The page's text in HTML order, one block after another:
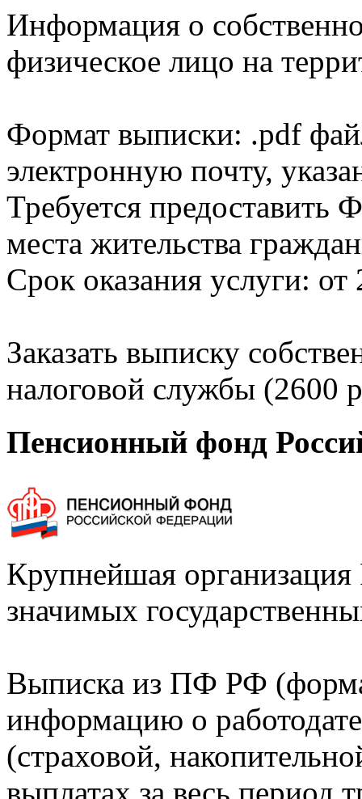
Информация о
физическое лицо на
Формат выписки: .pdf
электронную почту,
Требуется
места жительства
Срок оказания услуги: от
Заказать выписку
налоговой службы (2600
Пенсионный фонд
Крупнейшая
значимых
Выписка из ПФ РФ
информацию о
(страховой,
выплатах за весь период